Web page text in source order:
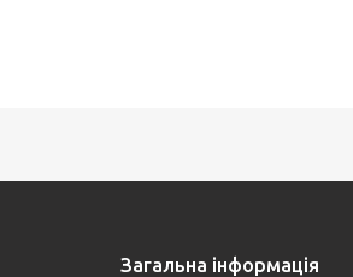
Загальна інформація